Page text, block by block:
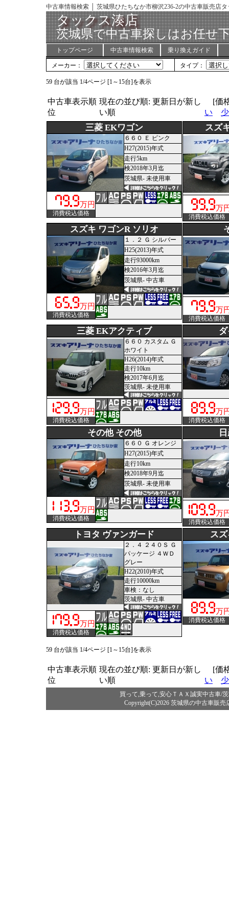
中古車情報検索 │ 茨城県ひたちなか市柳沢236-2の中古車販売店
タックス湊店
茨城県で中古車探しはお任せ
トップページ 中古車情報検索 乗り換えガイド
メーカー： タイプ：
59 台が該当 1/4ページ [1～15台]を表示
中古車表示順
位
現在の並び順: 更新日が新し
い順
[価
い
三菱 EKワゴン
６６０ Ｅ ピンク
H27(2015)年式
走行5km
検2018年3月迄
茨城県- 未使用車
万円
消費税込価格
スズ
万
消費税込価格
スズキ ワゴンR ソリオ
１．２ Ｇ シルバー
H25(2013)年式
走行93000km
検2016年3月迄
茨城県- 中古車
万円
消費税込価格
万
消費税込価格
三菱 EKアクティブ
６６０ カスタム Ｇ
ホワイト
H26(2014)年式
走行10km
検2017年6月迄
茨城県- 未使用車
万円
消費税込価格
万
消費税込価格
その他 その他
６６０ Ｇ オレンジ
H27(2015)年式
走行10km
検2018年9月迄
茨城県- 未使用車
万円
消費税込価格
万
消費税込価格
トヨタ ヴァンガード
２．４ ２４０Ｓ Ｇ
パッケージ ４ＷＤ
グレー
H22(2010)年式
走行10000km
車検：なし
茨城県- 中古車
万円
消費税込価格
ス
万
消費税込価格
59 台が該当 1/4ページ [1～15台]を表示
中古車表示順
位
現在の並び順: 更新日が新し
い順
[価
い
買って,乗って,安心ＴＡＸ誠実中古車/
Copyright(C)2026 茨城県の中古車販